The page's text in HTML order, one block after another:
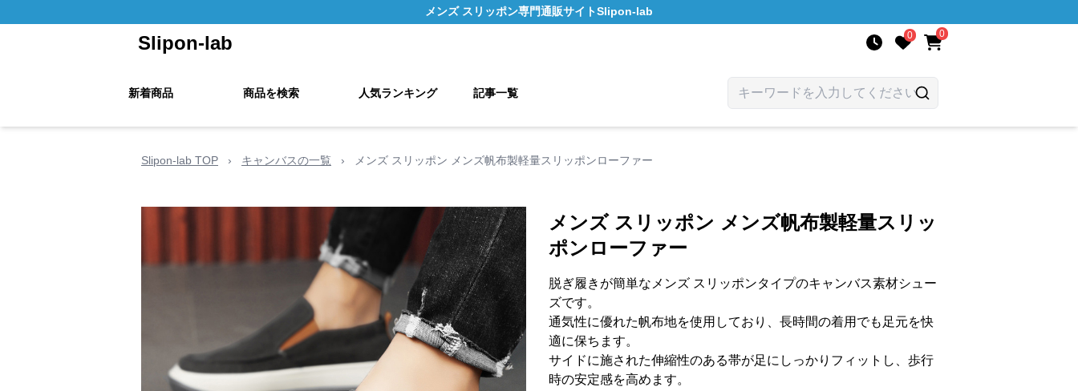
メンズ スリッポン専門通販サイトSlipon-lab
Slipon-lab 0 0
新着商品 商品を検索 人気ランキング 記事一覧
Slipon-lab TOP › キャンバスの一覧 › メンズ スリッポン メンズ帆布製軽量スリッポンローファー
メンズ スリッポン メンズ帆布製軽量スリッ
ポンローファー
脱ぎ履きが簡単なメンズ スリッポンタイプのキャンバス素材シュー
ズです。
通気性に優れた帆布地を使用しており、長時間の着用でも足元を快
適に保ちます。
サイドに施された伸縮性のある帯が足にしっかりフィットし、歩行
時の安定感を高めます。